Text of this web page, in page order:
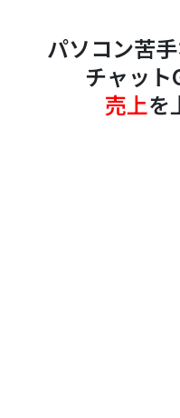
パソコン苦
チャット
売上を